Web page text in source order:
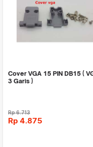
Cover VGA 15 PIN DB15 (
3 Garis )
Rp6.713
Rp 4.875